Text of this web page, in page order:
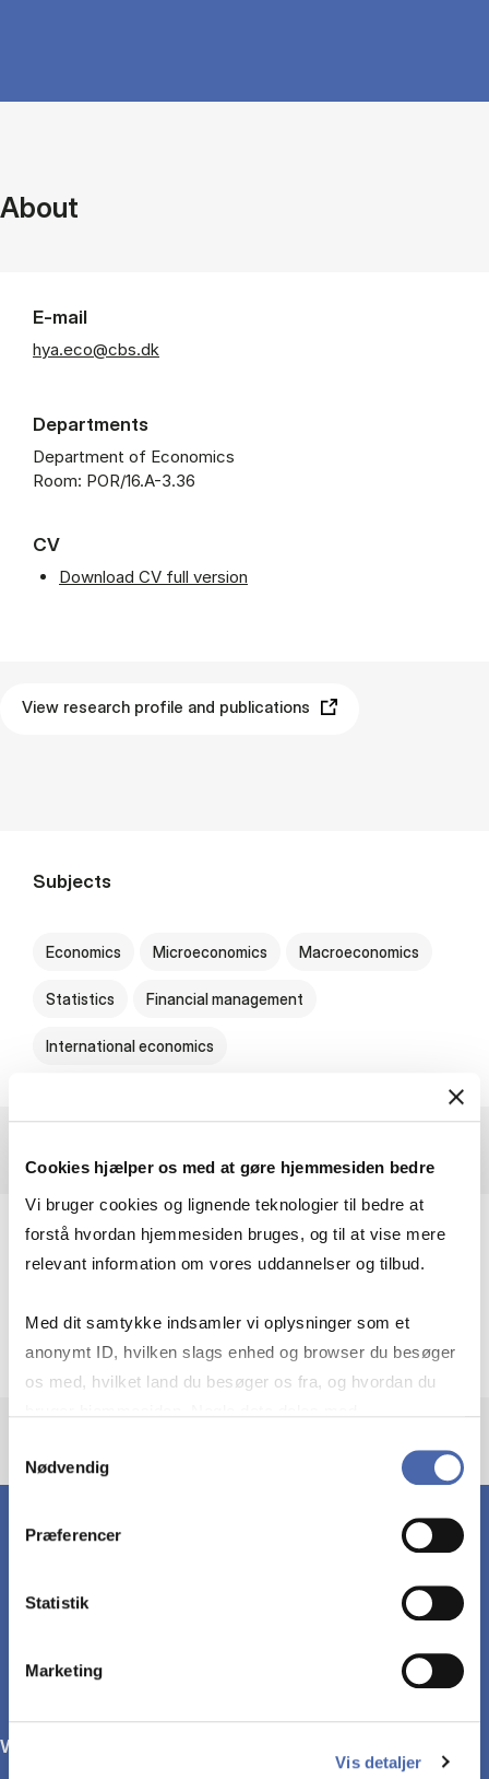
Cookies hjælper os med at gøre hjemmesiden bedre
Vi bruger cookies og lignende teknologier til bedre at
forstå hvordan hjemmesiden bruges, og til at vise mere
relevant information om vores uddannelser og tilbud.
Med dit samtykke indsamler vi oplysninger som et
anonymt ID, hvilken slags enhed og browser du besøger
os med, hvilket land du besøger os fra, og hvordan du
markedsføring. Du bestemmer selv - og kan altid trække
Nødvendig
Præferencer
Statistik
Marketing
Vis detaljer
About
E-mail
hya.eco@cbs.dk
Departments
Department of Economics
Room: POR/16.A-3.36
CV
Download CV full version
View research profile and publications
Subjects
Economics Microeconomics Macroeconomics
Statistics Financial management
International economics
Principal Economist
Principal Economist at Danmarks Nationalbank
Webpage